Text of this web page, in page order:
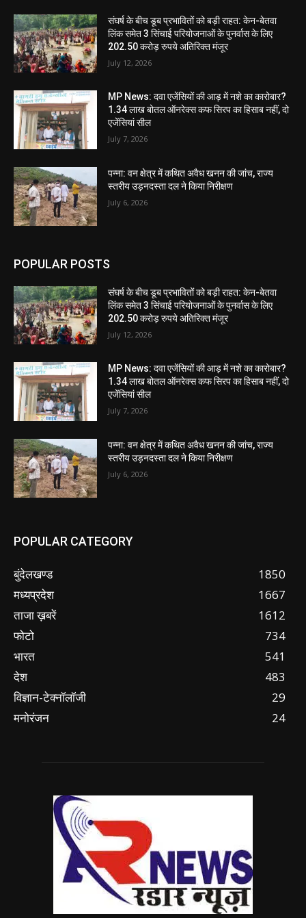
संघर्ष के बीच डूब प्रभावितों को बड़ी राहत: केन-बेतवा
लिंक समेत 3 सिंचाई परियोजनाओं के पुनर्वास के लिए
202.50 करोड़ रुपये अतिरिक्त मंजूर
July 12, 2026
MP News: दवा एजेंसियों की आड़ में नशे का कारोबार?
1.34 लाख बोतल ऑनरेक्स कफ सिरप का हिसाब नहीं, दो
एजेंसियां सील
July 7, 2026
पन्ना: वन क्षेत्र में कथित अवैध खनन की जांच, राज्य
स्तरीय उड़नदस्ता दल ने किया निरीक्षण
July 6, 2026
POPULAR POSTS
संघर्ष के बीच डूब प्रभावितों को बड़ी राहत: केन-बेतवा
लिंक समेत 3 सिंचाई परियोजनाओं के पुनर्वास के लिए
202.50 करोड़ रुपये अतिरिक्त मंजूर
July 12, 2026
MP News: दवा एजेंसियों की आड़ में नशे का कारोबार?
1.34 लाख बोतल ऑनरेक्स कफ सिरप का हिसाब नहीं, दो
एजेंसियां सील
July 7, 2026
पन्ना: वन क्षेत्र में कथित अवैध खनन की जांच, राज्य
स्तरीय उड़नदस्ता दल ने किया निरीक्षण
July 6, 2026
POPULAR CATEGORY
बुंदेलखण्ड
1850
मध्यप्रदेश
1667
ताजा ख़बरें
1612
फोटो
734
भारत
541
देश
483
विज्ञान-टेक्नॉलॉजी
29
मनोरंजन
24